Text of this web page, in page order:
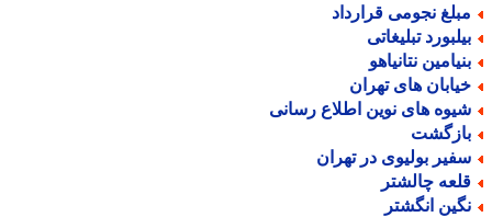
نجومی قرارداد
تبلیغاتی
نتانیاهو
های تهران
های نوین اطلاع رسانی
بولیوی در تهران
چالشتر
انگشتر